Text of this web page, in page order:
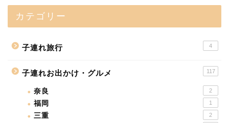
カテゴリー
子連れ旅行 4
子連れお出かけ・グルメ 117
奈良 2
福岡 1
三重 2